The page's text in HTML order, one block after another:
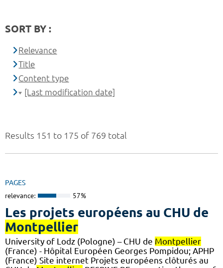
Results 151 to 175 of 769 total
PAGES
relevance: 57%
Les projets européens au CHU de
Montpellier
University of Lodz (Pologne) – CHU de Montpellier
(France) - Hôpital Européen Georges Pompidou; APHP
(France) Site internet Projets européens clôturés au
SORT BY :
Relevance
Title
Content type
[Last modification date]